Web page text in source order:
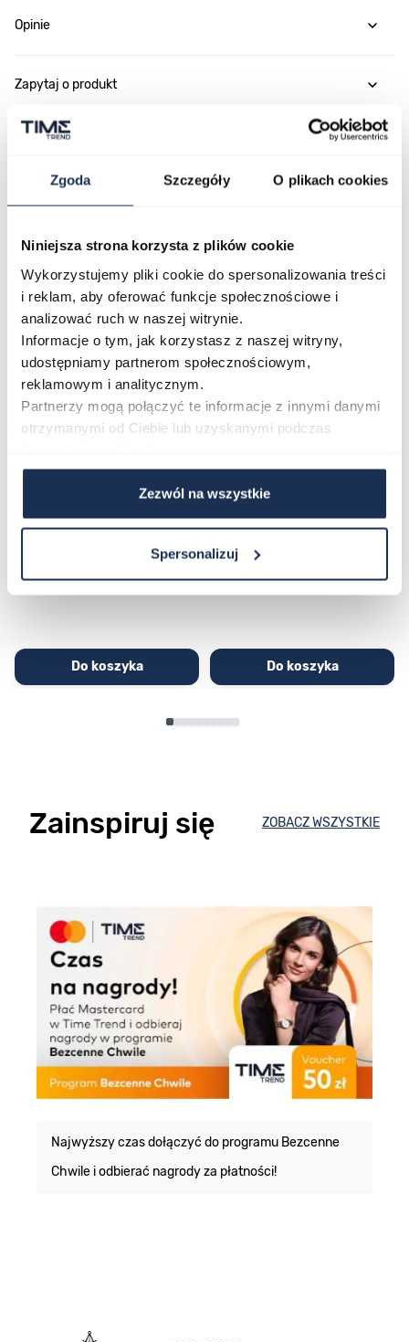
Zgoda Szczegóły O plikach cookies
Niniejsza strona korzysta z plików cookie
Wykorzystujemy pliki cookie do spersonalizowania treści
i reklam, aby oferować funkcje społecznościowe i
analizować ruch w naszej witrynie.
Informacje o tym, jak korzystasz z naszej witryny,
udostępniamy partnerom społecznościowym,
reklamowym i analitycznym.
Partnerzy mogą połączyć te informacje z innymi danymi
otrzymanymi od Ciebie lub uzyskanymi podczas
Zezwól na wszystkie
Spersonalizuj
Opinie
Zapytaj o produkt
Płatność i dostawa
Najczęściej kupowane
Poruszanie się po elementach karuzeli jest możliwe za pomocą
Naciśnij, aby pominąć karuzelę
Naciśnij, aby przejść do nawigacji karuzeli
CASIO Sport AE-1200WHD-
1AVEF
Do koszyka
Casio Sport AQ-230GA-
9DMQYES
Do koszyka
Zainspiruj się ZOBACZ WSZYSTKIE
Najwyższy czas dołączyć do programu Bezcenne
Chwile i odbierać nagrody za płatności!